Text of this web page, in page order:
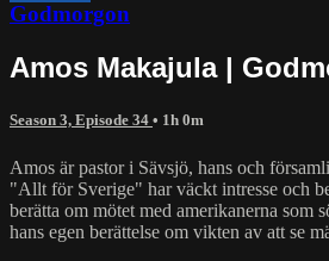
Godmorgon
Amos Makajula |
Season 3, Episode 34 • 1h 0m
Amos är pastor i Sävsjö, hans och
"Allt för Sverige" har väckt intresse och
berätta om mötet med amerikanerna som
hans egen berättelse om vikten av att se